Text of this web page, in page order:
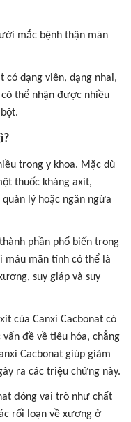
mắc bệnh thận mãn
có dạng viên, dạng nhai,
thể nhận được nhiều
trong y khoa. Mặc dù
thuốc kháng axit,
lý hoặc ngăn ngừa
phần phổ biến trong
máu mãn tính có thể là
suy giáp và suy
của Canxi Cacbonat có
đề về tiêu hóa, chẳng
Cacbonat giúp giảm
ra các triệu chứng này.
đóng vai trò như chất
rối loạn về xương ở